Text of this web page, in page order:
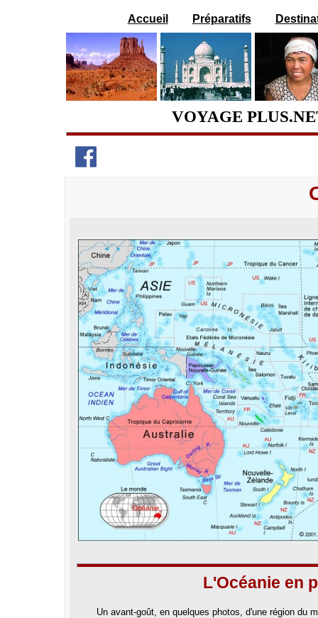
Accueil Préparatifs
VOYAGE
L'Océanie en
Un avant-goût, en quelques photos, d'une région du